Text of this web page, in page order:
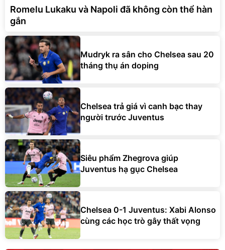
Romelu Lukaku và Napoli đã không còn thể hàn
gắn
Mudryk ra sân cho Chelsea sau 20
tháng thụ án doping
Chelsea trả giá vì canh bạc thay
người trước Juventus
Siêu phẩm Zhegrova giúp
Juventus hạ gục Chelsea
Chelsea 0-1 Juventus: Xabi Alonso
cùng các học trò gây thất vọng